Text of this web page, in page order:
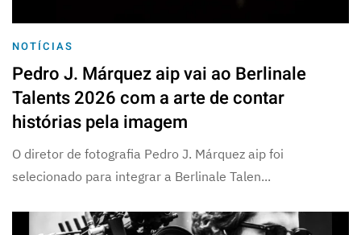
NOTÍCIAS
Pedro J. Márquez aip vai ao Berlinale
Talents 2026 com a arte de contar
histórias pela imagem
O diretor de fotografia Pedro J. Márquez aip foi
selecionado para integrar a Berlinale Talen...